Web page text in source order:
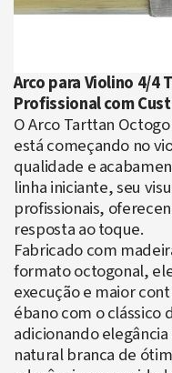
Arco para Violino 4/4
Profissional com
O Arco Tarttan
está começando no
qualidade e
linha iniciante, seu
profissionais,
resposta ao toque.
Fabricado com
formato octogonal,
execução e maior
ébano com o clássico
adicionando
natural branca de